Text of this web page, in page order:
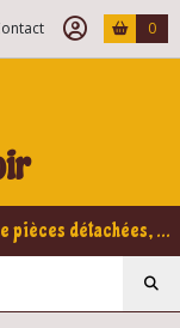
0
Entreprise spécialisée dans la distribution de pièces détachées, refabrication pour voitures Yountimers Peugeot 205 GTI, 309 GTI - GTI16